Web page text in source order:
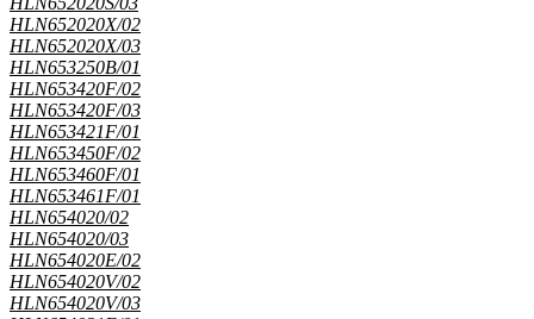
HLN652020X/02
HLN652020X/03
HLN653250B/01
HLN653420F/02
HLN653420F/03
HLN653421F/01
HLN653450F/02
HLN653460F/01
HLN653461F/01
HLN654020/02
HLN654020/03
HLN654020E/02
HLN654020V/02
HLN654020V/03